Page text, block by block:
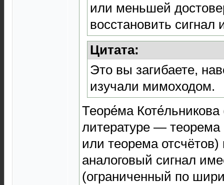
или меньшей
восстановить
Цитата:
Это вы загибаете,
изучали мимоходом.
Теоре́ма
литературе —
или теорема отсчётов)
аналоговый сигнал
(ограниченный по